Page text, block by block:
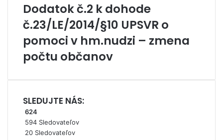
Dodatok č.2 k dohode
č.23/LE/2014/§10 UPSVR o
pomoci v hm.nudzi – zmena
počtu občanov
SLEDUJTE NÁS:
624
594 Sledovateľov
20 Sledovateľov